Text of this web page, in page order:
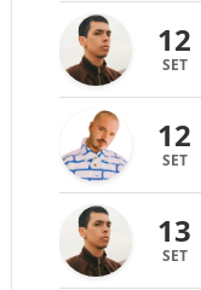
12
SET
12
SET
13
SET